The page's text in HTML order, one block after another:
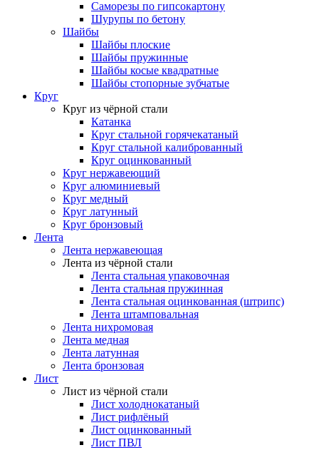
Саморезы по гипсокартону
Шурупы по бетону
Шайбы
Шайбы плоские
Шайбы пружинные
Шайбы косые квадратные
Шайбы стопорные зубчатые
Круг
Круг из чёрной стали
Катанка
Круг стальной горячекатаный
Круг стальной калиброванный
Круг оцинкованный
Круг нержавеющий
Круг алюминиевый
Круг медный
Круг латунный
Круг бронзовый
Лента
Лента нержавеющая
Лента из чёрной стали
Лента стальная упаковочная
Лента стальная пружинная
Лента стальная оцинкованная (штрипс)
Лента штамповальная
Лента нихромовая
Лента медная
Лента латунная
Лента бронзовая
Лист
Лист из чёрной стали
Лист холоднокатаный
Лист рифлёный
Лист оцинкованный
Лист ПВЛ